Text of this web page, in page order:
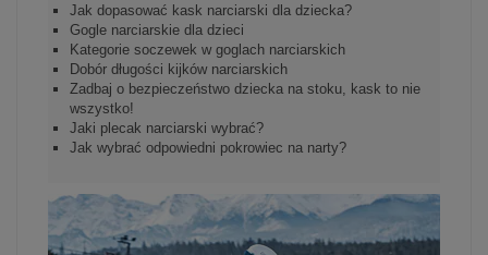
Jak dopasować kask narciarski dla dziecka?
Gogle narciarskie dla dzieci
Kategorie soczewek w goglach narciarskich
Dobór długości kijków narciarskich
Zadbaj o bezpieczeństwo dziecka na stoku, kask to nie
wszystko!
Jaki plecak narciarski wybrać?
Jak wybrać odpowiedni pokrowiec na narty?